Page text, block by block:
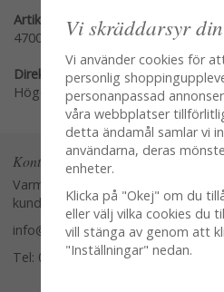
Artikelnummer:
47007
Direktlänk:
Högerklicka och kopiera adressen
Kontakta oss
Varmt välkommen att kontakta vår
kundtjänst.
info@glasverandan.se
Tel: 079-3495968
Vi skräddarsyr
Vi använder cookies för
personlig
personanpassad
våra webbplatser
detta ändamål samlar vi
användarna, deras
enheter.
Klicka på "Okej" om du
eller välj vilka cookies du
vill stänga av genom att
"Inställningar" nedan.